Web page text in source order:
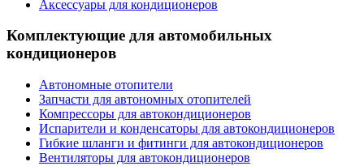
Аксессуары для кондиционеров
Комплектующие для автомобильных
кондиционеров
Автономные отопители
Запчасти для автономных отопителей
Компрессоры для автокондиционеров
Испарители и конденсаторы для автокондиционеров
Гибкие шланги и фитинги для автокондиционеров
Вентиляторы для автокондиционеров